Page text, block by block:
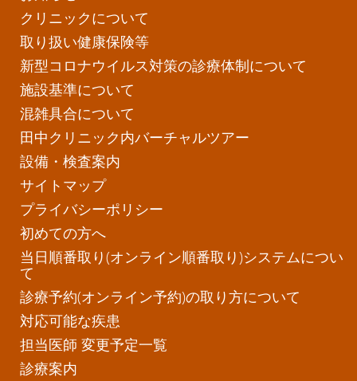
クリニックについて
取り扱い健康保険等
新型コロナウイルス対策の診療体制について
施設基準について
混雑具合について
田中クリニック内バーチャルツアー
設備・検査案内
サイトマップ
プライバシーポリシー
初めての方へ
当日順番取り(オンライン順番取り)システムについ
て
診療予約(オンライン予約)の取り方について
対応可能な疾患
担当医師 変更予定一覧
診療案内